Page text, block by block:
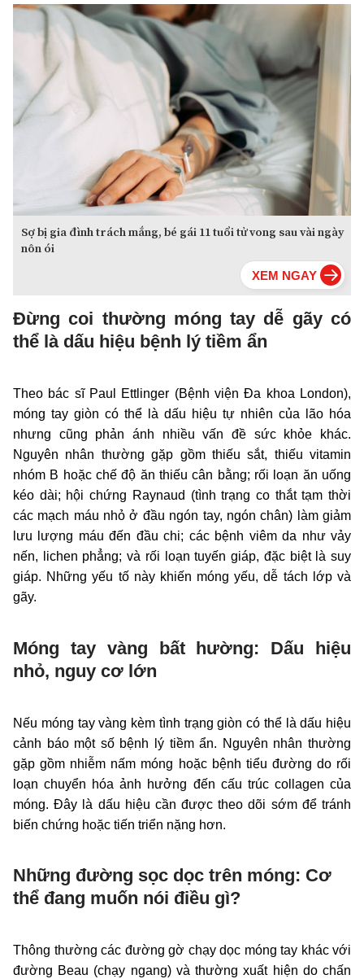
Sợ bị gia đình trách mắng, bé gái 11 tuổi tử vong sau vài ngày
nôn ói
Đừng coi thường móng tay dễ gãy có
thể là dấu hiệu bệnh lý tiềm ẩn
Theo bác sĩ Paul Ettlinger (Bệnh viện Đa khoa London),
móng tay giòn có thể là dấu hiệu tự nhiên của lão hóa
nhưng cũng phản ánh nhiều vấn đề sức khỏe khác.
Nguyên nhân thường gặp gồm thiếu sắt, thiếu vitamin
nhóm B hoặc chế độ ăn thiếu cân bằng; rối loạn ăn uống
kéo dài; hội chứng Raynaud (tình trạng co thắt tạm thời
các mạch máu nhỏ ở đầu ngón tay, ngón chân) làm giảm
lưu lượng máu đến đầu chi; các bệnh viêm da như vảy
nến, lichen phẳng; và rối loạn tuyến giáp, đặc biệt là suy
giáp. Những yếu tố này khiến móng yếu, dễ tách lớp và
gãy.
Móng tay vàng bất hường: Dấu hiệu
nhỏ, nguy cơ lớn
Nếu móng tay vàng kèm tình trạng giòn có thể là dấu hiệu
cảnh báo một số bệnh lý tiềm ẩn. Nguyên nhân thường
gặp gồm nhiễm nấm móng hoặc bệnh tiểu đường do rối
loạn chuyển hóa ảnh hưởng đến cấu trúc collagen của
móng. Đây là dấu hiệu cần được theo dõi sớm để tránh
biến chứng hoặc tiến triển nặng hơn.
Những đường sọc dọc trên móng: Cơ
thể đang muốn nói điều gì?
Thông thường các đường gờ chạy dọc móng tay khác với
đường Beau (chạy ngang) và thường xuất hiện do chấn